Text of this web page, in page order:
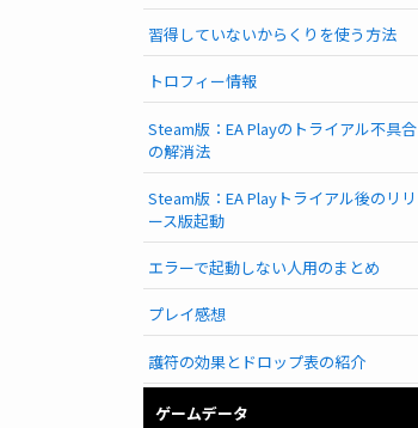
習得していないからくりを使う方法
トロフィー情報
Steam版：EA Playのトライアル不具合
の解消法
Steam版：EA Playトライアル後のリリ
ース版起動
エラーで起動しない人用のまとめ
プレイ感想
護符の効果とドロップ表の紹介
ゲームデータ